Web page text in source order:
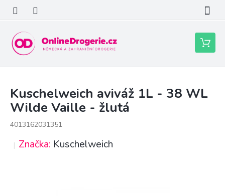
obsah
Nákupní
košík
Kuschelweich aviváž 1L - 38 WL
Wilde Vaille - žlutá
4013162031351
Značka: Kuschelweich